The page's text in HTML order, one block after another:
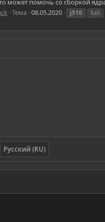
Тема 08.05.2020 j510 kali
Русский (RU)